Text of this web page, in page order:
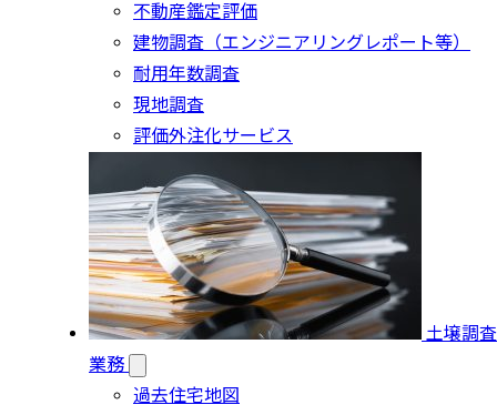
不動産鑑定評価
建物調査（エンジニアリングレポート等）
耐用年数調査
現地調査
評価外注化サービス
土壌調査
業務
過去住宅地図